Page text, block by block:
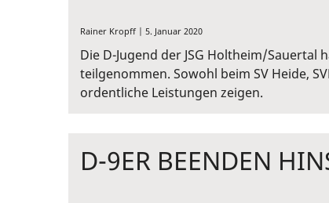
Rainer Kropff | 5. Januar 2020
Die D-Jugend der JSG Holtheim/
teilgenommen. Sowohl beim SV Heide,
ordentliche Leistungen zeigen.
D-9ER BEENDEN